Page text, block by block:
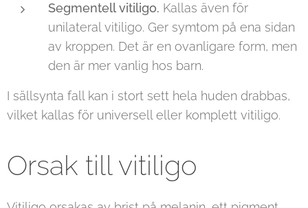
Segmentell vitiligo. Kallas även för
unilateral vitiligo. Ger symtom på ena sidan
av kroppen. Det är en ovanligare form, men
den är mer vanlig hos barn.
I sällsynta fall kan i stort sett hela huden drabbas,
vilket kallas för universell eller komplett vitiligo.
Orsak till vitiligo